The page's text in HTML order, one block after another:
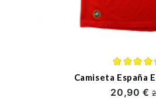
Camiseta España
20,90 €